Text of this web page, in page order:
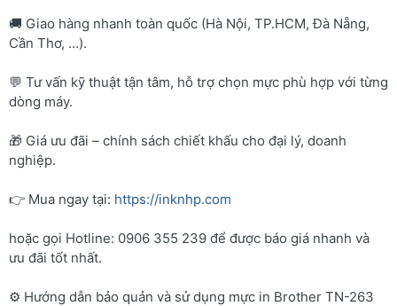
🚚 Giao hàng nhanh toàn quốc (Hà Nội, TP.HCM, Đà Nẵng,
Cần Thơ, …).
💬 Tư vấn kỹ thuật tận tâm, hỗ trợ chọn mực phù hợp với từng
dòng máy.
🎁 Giá ưu đãi – chính sách chiết khấu cho đại lý, doanh
nghiệp.
👉 Mua ngay tại: https://inknhp.com
hoặc gọi Hotline: 0906 355 239 để được báo giá nhanh và
ưu đãi tốt nhất.
⚙️ Hướng dẫn bảo quản và sử dụng mực in Brother TN-263